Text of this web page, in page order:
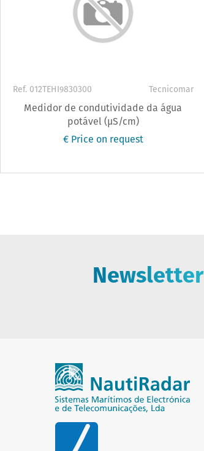
Ref. 012TEHI9830300 Tecnicomar
Medidor de condutividade da água
potável (µS/cm)
€ Price on request
Newsletter